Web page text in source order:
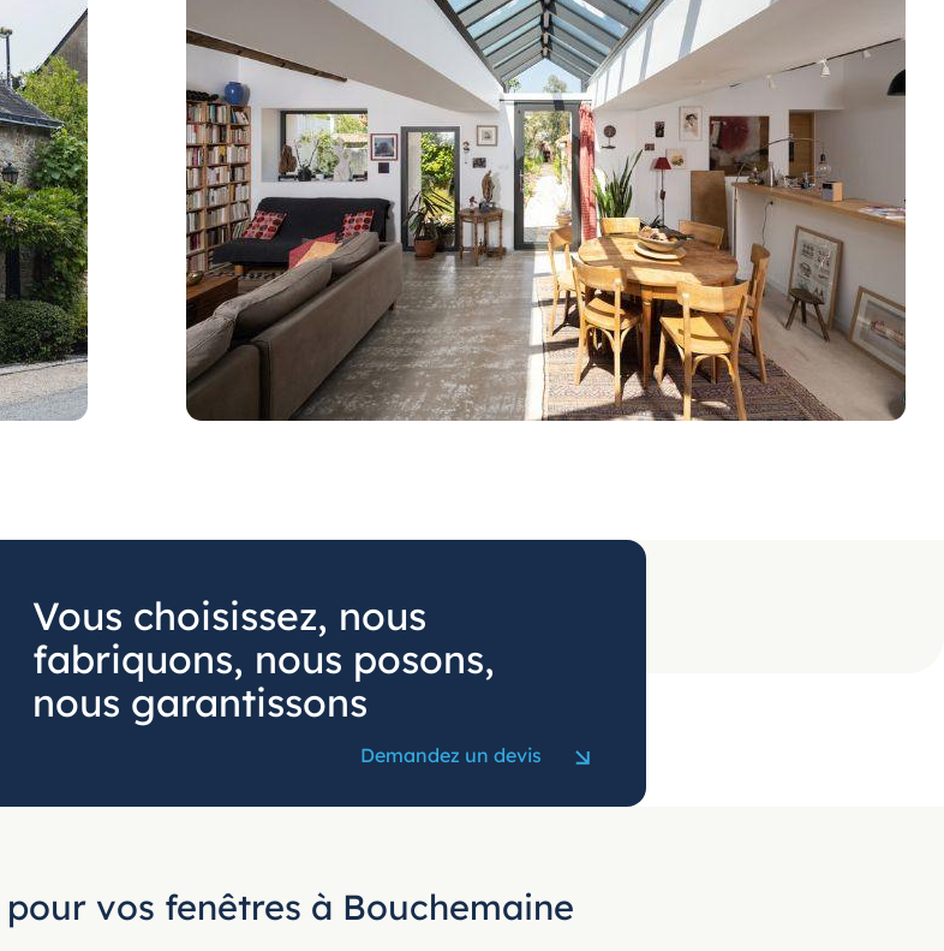
Demandez un devis
Vous choisissez, nous
fabriquons, nous posons,
nous garantissons
vos fenêtres à Bouchemaine